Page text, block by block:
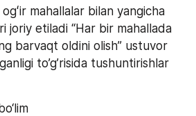
mahallalar bilan yangicha
joriy etiladi “Har bir mahallada
barvaqt oldini olish” ustuvor
to’g’risida tushuntirishlar